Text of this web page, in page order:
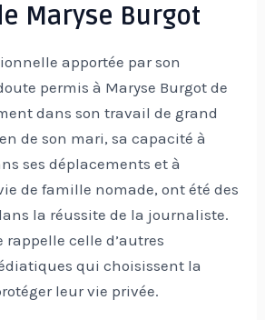
Maryse Burgot
apportée par son
permis à Maryse Burgot de
dans son travail de grand
de son mari, sa capacité à
ses déplacements et à
de famille nomade, ont été des
la réussite de la journaliste.
celle d’autres
qui choisissent la
leur vie privée.